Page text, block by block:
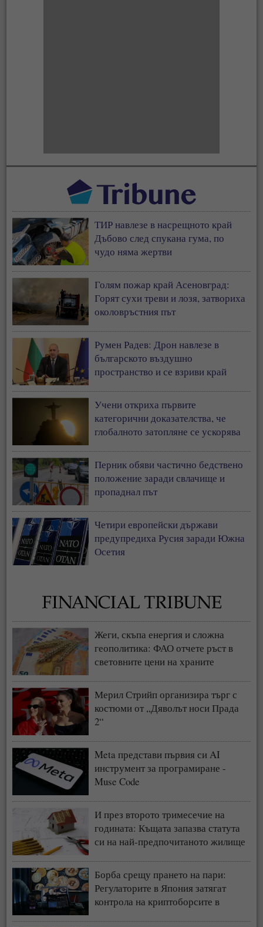
ТИР навлезе в насрещното край
Дъбово след спукана гума, по
чудо няма жертви
Голям пожар край Асеновград:
Горят сухи треви и лозя, затвориха
околовръстния път
Румен Радев: Дрон навлезе в
българското въздушно
пространство и се взриви край
Учени откриха първите
категорични доказателства, че
глобалното затопляне се ускорява
Перник обяви частично бедствено
положение заради свлачище и
пропаднал път
Четири европейски държави
предупредиха Русия заради Южна
Осетия
Жеги, скъпа енергия и сложна
геополитика: ФАО отчете ръст в
световните цени на храните
Мерил Стрийп организира търг с
костюми от „Дяволът носи Прада
2“
Meta представи първия си AI
инструмент за програмиране -
Muse Code
И през второто тримесечие на
годината: Къщата запазва статута
си на най-предпочитаното жилище
Борба срещу прането на пари:
Регулаторите в Япония затягат
контрола на криптоборсите в